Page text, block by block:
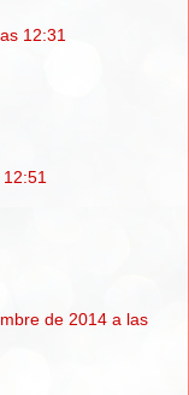
12:31
12:51
de 2014 a las